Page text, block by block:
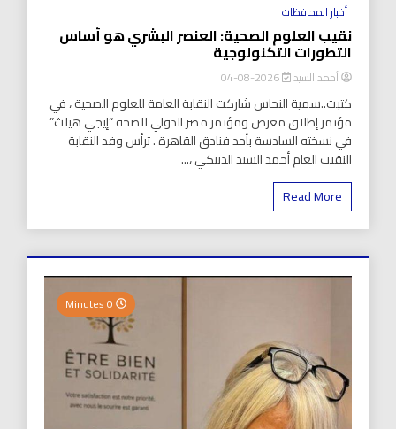
أخبار المحافظات
نقيب العلوم الصحية: العنصر البشري هو أساس
التطورات التكنولوجية
أحمد السيد 2026-08-04
كتبت..سمية النحاس شاركت النقابة العامة للعلوم الصحية ، في
مؤتمر إطلاق معرض ومؤتمر مصر الدولي للصحة “إيجي هيلث”
في نسخته السادسة بأحد فنادق القاهرة . ترأس وفد النقابة
النقيب العام أحمد السيد الدبيكي ،...
Read More